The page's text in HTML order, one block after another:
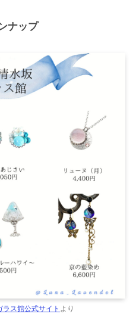
ナップ
ラス館公式サイト より